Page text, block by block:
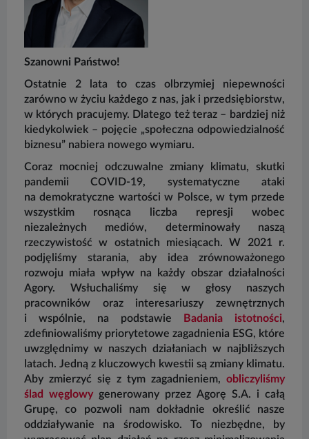
Szanowni Państwo!
Ostatnie 2 lata to czas olbrzymiej niepewności
zarówno w życiu każdego z nas, jak i przedsiębiorstw,
w których pracujemy. Dlatego też teraz – bardziej niż
kiedykolwiek – pojęcie „społeczna odpowiedzialność
biznesu” nabiera nowego wymiaru.
Coraz mocniej odczuwalne zmiany klimatu, skutki
pandemii COVID-19, systematyczne ataki
na demokratyczne wartości w Polsce, w tym przede
wszystkim rosnąca liczba represji wobec
niezależnych mediów, determinowały naszą
rzeczywistość w ostatnich miesiącach. W 2021 r.
podjęliśmy starania, aby idea zrównoważonego
rozwoju miała wpływ na każdy obszar działalności
Agory. Wsłuchaliśmy się w głosy naszych
pracowników oraz interesariuszy zewnętrznych
i wspólnie, na podstawie Badania istotności,
zdefiniowaliśmy priorytetowe zagadnienia ESG, które
uwzględnimy w naszych działaniach w najbliższych
latach. Jedną z kluczowych kwestii są zmiany klimatu.
Aby zmierzyć się z tym zagadnieniem, obliczyliśmy
ślad węglowy generowany przez Agorę S.A. i całą
Grupę, co pozwoli nam dokładnie określić nasze
oddziaływanie na środowisko. To niezbędne, by